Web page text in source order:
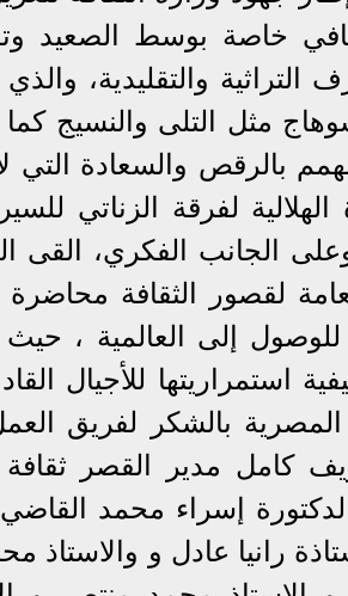
خاصة بوسط الصعيد
التراثية والتقليدية،
مثل التلى والنسيج
بالرقص والسعادة التي
لفرقة الزناتي
الجانب الفكري،
العامة لقصور الثقافة
للوصول إلى العالمية ،
استمراريتها للأجيال
المصرية بالشكر لفريق
كامل مدير القصر
إسراء محمد القاضي
رانيا عادل و والاستاذ